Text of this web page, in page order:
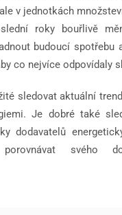
v jednotkách
roky bouřlivě
budoucí spotřebu
co nejvíce odpovídaly
sledovat aktuální
Je dobré také
dodavatelů
porovnávat svého